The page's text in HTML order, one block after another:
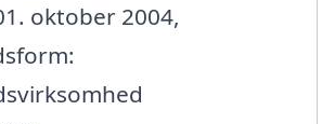
oktober 2004,